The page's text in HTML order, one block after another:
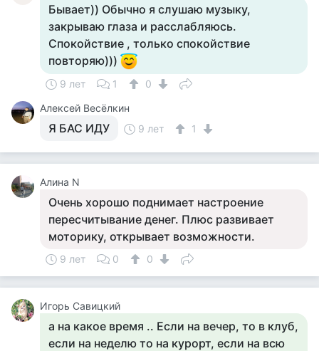
Бывает)) Обычно я слушаю музыку,
закрываю глаза и расслабляюсь.
Спокойствие , только спокойствие
повторяю)))
9 лет 1
0
Алексей Весёлкин
Я БАС ИДУ 9 лет 1
Алина N
Очень хорошо поднимает настроение
пересчитывание денег. Плюс развивает
моторику, открывает возможности.
9 лет 0 0
Игорь Савицкий
а на какое время .. Если на вечер, то в клуб,
если на неделю то на курорт, если на всю